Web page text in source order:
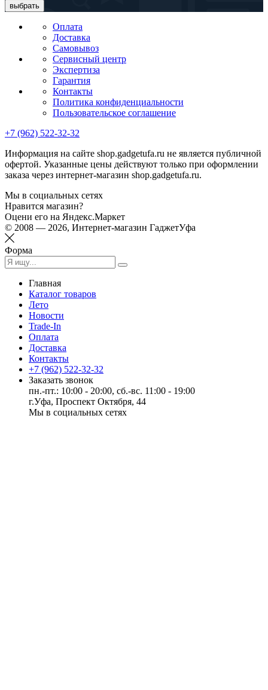
выбрать
Оплата
Доставка
Самовывоз
Сервисный центр
Экспертиза
Гарантия
Контакты
Политика конфиденциальности
Пользовательское соглашение
+7 (962) 522-32-32
Информация на сайте shop.gadgetufa.ru не является публичной
офертой. Указанные цены действуют только при оформлении
заказа через интернет-магазин shop.gadgetufa.ru.
Мы в социальных сетях
Нравится магазин?
Оцени его на Яндекс.Маркет
© 2008 — 2026, Интернет-магазин ГаджетУфа
Форма
Главная
Каталог товаров
Лето
Новости
Trade-In
Оплата
Доставка
Контакты
+7 (962) 522-32-32
Заказать звонок
пн.-пт.: 10:00 - 20:00, сб.-вс. 11:00 - 19:00
г.Уфа, Проспект Октября, 44
Мы в социальных сетях